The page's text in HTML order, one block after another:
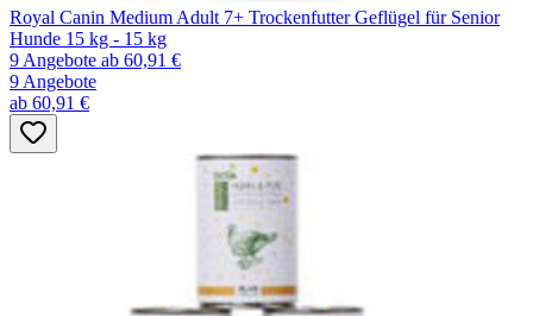
Royal Canin Medium Adult 7+ Trockenfutter Geflügel für Senior
Hunde 15 kg - 15 kg
9 Angebote ab 60,91 €
9 Angebote
ab 60,91 €